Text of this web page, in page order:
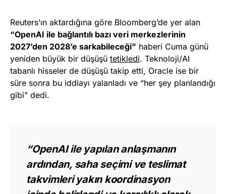
Reuters’ın aktardığına göre Bloomberg’de yer alan
“OpenAI ile bağlantılı bazı veri merkezlerinin
2027’den 2028’e sarkabileceği” haberi Cuma günü
yeniden büyük bir düşüşü tetikledi. Teknoloji/AI
tabanlı hisseler de düşüşü takip etti, Oracle ise bir
süre sonra bu iddiayı yalanladı ve “her şey planlandığı
gibi” dedi.
“OpenAI ile yapılan anlaşmanın
ardından, saha seçimi ve teslimat
takvimleri yakın koordinasyon